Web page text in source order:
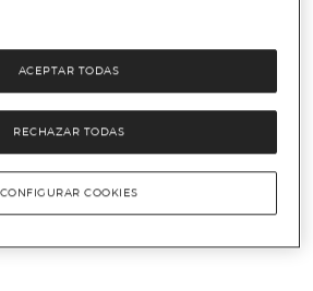
RECHAZAR TODAS
ACEPTAR TODAS
CONFIGURAR COOKIES